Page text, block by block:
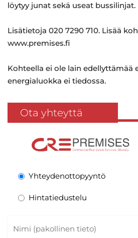
löytyy junat sekä useat bussilinjat.
Lisätietoja 020 7290 710. Lisää
www.premises.fi
Kohteella ei ole lain edellyttämää
energialuokka ei tiedossa.
Ota yhteyttä
Yhteydenottopyyntö
Hintatiedustelu